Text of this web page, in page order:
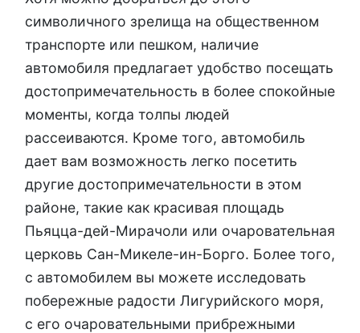
символичного зрелища на общественном
транспорте или пешком, наличие
автомобиля предлагает удобство посещать
достопримечательность в более спокойные
моменты, когда толпы людей
рассеиваются. Кроме того, автомобиль
дает вам возможность легко посетить
другие достопримечательности в этом
районе, такие как красивая площадь
Пьяцца-дей-Мирачоли или очаровательная
церковь Сан-Микеле-ин-Борго. Более того,
с автомобилем вы можете исследовать
побережные радости Лигурийского моря,
с его очаровательными прибрежными